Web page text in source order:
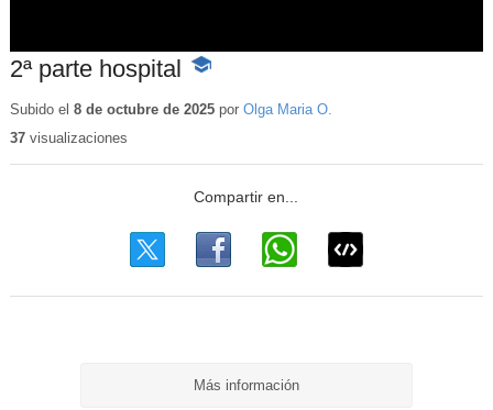
2ª parte hospital
-
educativo
Subido el 8 de octubre de 2025por Olga Maria O.
37visualizaciones
Más información